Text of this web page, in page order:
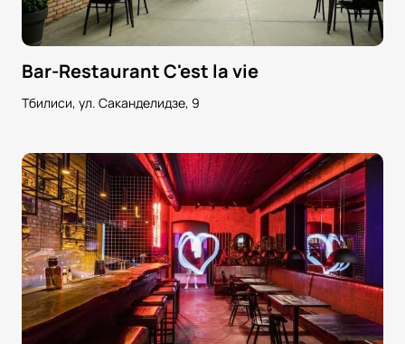
Bar-Restaurant C'est la vie
Тбилиси, ул. Саканделидзе, 9